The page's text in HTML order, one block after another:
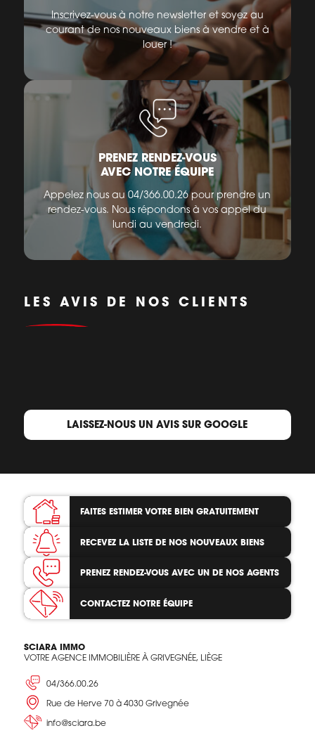
Inscrivez-vous à notre newsletter et soyez au
courant de nos nouveaux biens à vendre et à
louer !
PRENEZ RENDEZ-VOUS
AVEC NOTRE ÉQUIPE
Appelez nous au 04/366.00.26 pour prendre un
rendez-vous. Nous répondons à vos appel du
lundi au vendredi.
LES AVIS DE NOS CLIENTS
LAISSEZ-NOUS UN AVIS SUR GOOGLE
FAITES ESTIMER VOTRE BIEN GRATUITEMENT
RECEVEZ LA LISTE DE NOS NOUVEAUX BIENS
PRENEZ RENDEZ-VOUS AVEC UN DE NOS AGENTS
CONTACTEZ NOTRE ÉQUIPE
SCIARA IMMO
VOTRE AGENCE IMMOBILIÈRE À GRIVEGNÉE, LIÈGE
04/366.00.26
Rue de Herve 70 à 4030 Grivegnée
info@sciara.be